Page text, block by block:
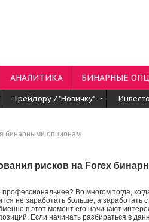
АНАЛИТИКА БИНАРНЫЕ
Трейдору / "Новичку"
бинарными опционам
рисков на Forex
профессиональнее? Во многом тогда,
не заработать больше, а заработать с
в этот момент его начинают
Если начинать разбираться в